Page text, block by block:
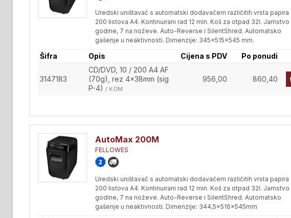
Uredski uništavač s automatski dodavačem različitih vrsta papira
200 listova A4. Kontinuirani rad 12 min. Koš za otpad 32l. Jamstvo
godine, 7 na noževe. Auto-Reverse i SilentShred. Automatsko
gašenje u neaktivnosti. Dimenzije: 345x515x545 mm.
Šifra Opis Cijena s PDV Po ponudi
3147183
CD/DVD, 10 / 200 A4 AF
(70g), rez 4x38mm (sig
P-4) / KOM
956,00 860,40
AutoMax 200M
FELLOWES
Uredski uništavač s automatski dodavačem različitih vrsta papira
200 listova A4. Kontinuirani rad 12 min. Koš za otpad 32l. Jamstvo
godine, 7 na noževe. Auto-Reverse i SilentShred. Automatsko
gašenje u neaktivnosti. Dimenzije: 344,5x516x545mm